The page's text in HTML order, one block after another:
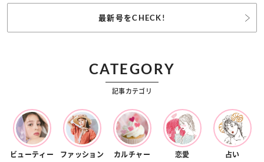
最新号をCHECK!
CATEGORY
記事カテゴリ
ビューティー ファッション カルチャー 恋愛 占い